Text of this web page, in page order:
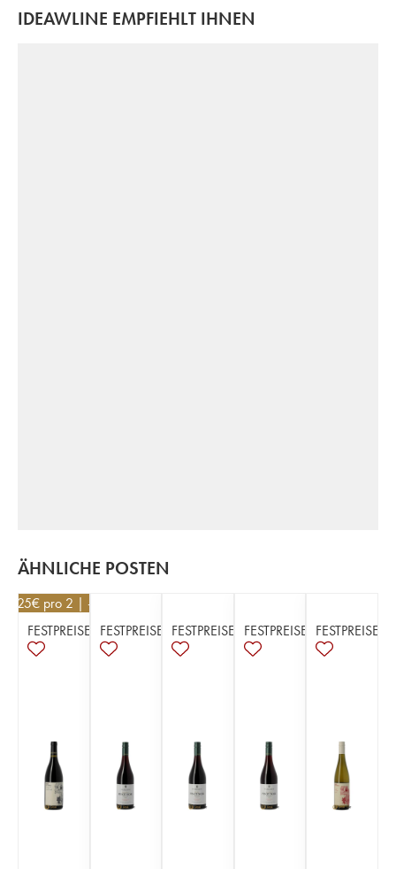
IDEAWLINE EMPFIEHLT IHNEN
ÄHNLICHE POSTEN
€ pro 2 | -5%
FESTPREISE
FESTPREISE FESTPREISE FESTPREISE FESTPREISE